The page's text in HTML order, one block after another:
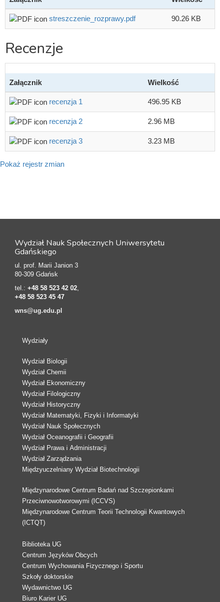
streszczenie_rozprawy.pdf 90.26 KB
Recenzje
Załącznik Wielkość
recenzja 1 496.95 KB
recenzja 2 2.96 MB
recenzja 3 3.23 MB
Pokaż rejestr zmian
Wydział Nauk Społecznych Uniwersytetu
Gdańskiego
ul. prof. Marii Janion 3
80-309 Gdańsk
tel.: +48 58 523 42 02
+48 58 523 45 47
wns@ug.edu.pl
Wydziały
Wydział Biologii
Wydział Chemii
Wydział Ekonomiczny
Wydział Filologiczny
Wydział Historyczny
Wydział Matematyki, Fizyki i Informatyki
Wydział Nauk Społecznych
Wydział Oceanografii i Geografii
Wydział Prawa i Administracji
Wydział Zarządzania
Międzyuczelniany Wydział Biotechnologii
Międzynarodowe Centrum Badań nad Szczepionkami
Przeciwnowotworowymi (ICCVS)
Międzynarodowe Centrum Teorii Technologii Kwantowych
(ICTQT)
Biblioteka UG
Centrum Języków Obcych
Centrum Wychowania Fizycznego i Sportu
Szkoły doktorskie
Wydawnictwo UG
Biuro Karier UG